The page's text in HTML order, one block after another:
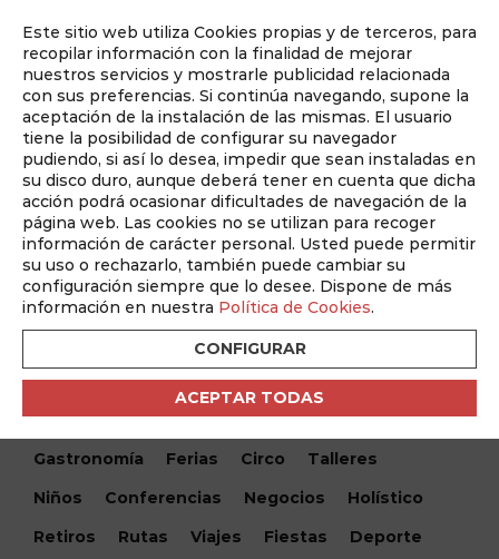
Este sitio web utiliza Cookies propias y de terceros, para
recopilar información con la finalidad de mejorar
nuestros servicios y mostrarle publicidad relacionada
con sus preferencias. Si continúa navegando, supone la
aceptación de la instalación de las mismas. El usuario
tiene la posibilidad de configurar su navegador
pudiendo, si así lo desea, impedir que sean instaladas en
su disco duro, aunque deberá tener en cuenta que dicha
acción podrá ocasionar dificultades de navegación de la
página web. Las cookies no se utilizan para recoger
información de carácter personal. Usted puede permitir
su uso o rechazarlo, también puede cambiar su
configuración siempre que lo desee. Dispone de más
información en nuestra Política de Cookies.
CONFIGURAR
ACEPTAR TODAS
Auditado por
¿Qué hacemos hoy?
Encuentra tu evento
Todos Monólogos Teatro
Festivales
Conciertos
Cine Danza
Musical
Gastronomía
Ferias Circo
Talleres
Niños
Conferencias Negocios
Holístico
Retiros
Rutas Viajes Fiestas
Deporte